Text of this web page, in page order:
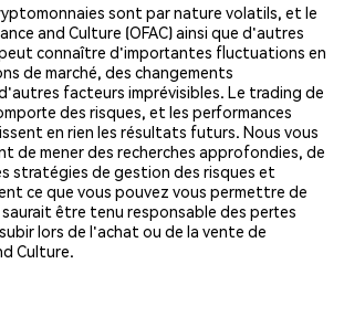
sont par nature volatils, et le
and Culture (OFAC) ainsi que d'autres
connaître d'importantes fluctuations en
de marché, des changements
facteurs imprévisibles. Le trading de
des risques, et les performances
en rien les résultats futurs. Nous vous
de mener des recherches approfondies, de
stratégies de gestion des risques et
ce que vous pouvez vous permettre de
saurait être tenu responsable des pertes
lors de l'achat ou de la vente de
Culture.